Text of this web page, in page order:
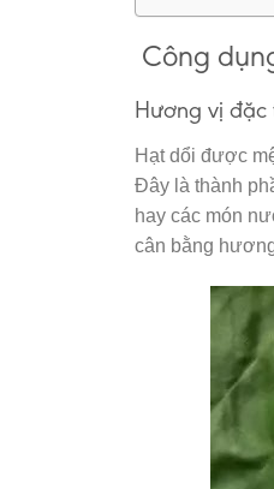
Công
Hương vị
Hạt dổi được
Đây là thành
hay các món
cân bằng